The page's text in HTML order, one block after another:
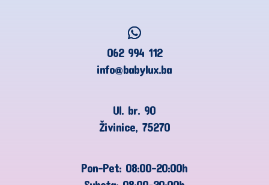
062 994 112
info@babylux.ba
Ul. br. 90
Živinice, 75270
Pon-Pet: 08:00-20:00h